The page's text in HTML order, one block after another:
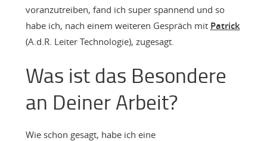
voranzutreiben, fand ich super spannend und so
habe ich, nach einem weiteren Gespräch mit Patrick
(A.d.R. Leiter Technologie), zugesagt.
Was ist das Besondere
an Deiner Arbeit?
Wie schon gesagt, habe ich eine